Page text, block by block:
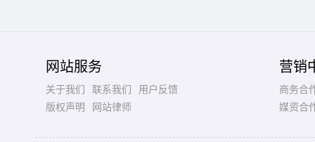
网站服务
关于我们 联系我们
用户反馈
版权声明
网站律师
营销
商务合
媒资合